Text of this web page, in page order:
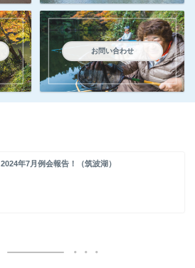
お問い合わせ
2024年7月例会報告！（筑波湖）